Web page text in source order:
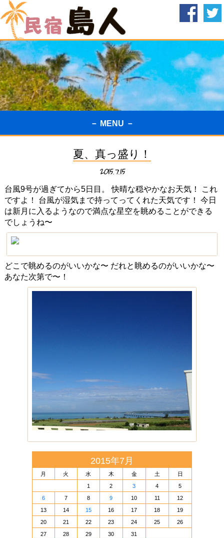
－ MENU －
夏、真っ盛り！
2015.7.15
台風9号が過ぎてから5日目。 快晴な穏やかなお天気！ これ
ですよ！ 台風が湿気まで持ってってくれた天気です！ 今日
は新月に入るようなので満点な星空を眺めることができる
でしょうね〜
どこで眺めるのがいいかな〜 だれと眺めるのがいいかな〜
あなた次第で〜！
2015年7月
月 火 水 木 金 土
日
1
2 3 4
5
6
7 8 9 10 11
12
13
14 15 16 17 18
19
20
21 22 23 24 25
26
27
28 29 30 31